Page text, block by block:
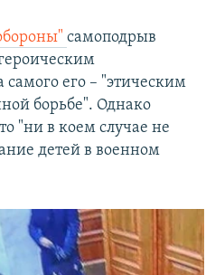
самоподрыв
его – "этическим
борьбе". Однако
"ни в коем случае не
детей в военном